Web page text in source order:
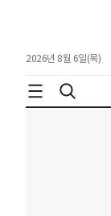
2026년 8월 6일(목)